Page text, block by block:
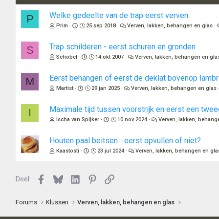
P Welke gedeelte van de trap eerst verven
Prim 25 sep 2018 Verven, lakken, behangen en glas
S Trap schilderen - eerst schuren en gronden
Schobel 14 okt 2007 Verven, lakken, behangen en
M Eerst behangen of eerst de deklat bovenop
Martist 29 jan 2025 Verven, lakken, behangen en glas
I Maximale tijd tussen voorstrijk en eerst een
Ischa van Spijker 10 nov 2024 Verven, lakken,
Houten paal beitsen... eerst opvullen of niet?
Kaastosti 23 jul 2024 Verven, lakken, behangen en
Deel: Facebook
BlueskyLinkedInPinterest
Link
Forums Klussen Verven, lakken, behangen en glas